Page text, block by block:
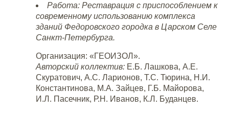
Работа: Реставрация с приспособлением к
современному использованию комплекса
зданий Федоровского городка в Царском Селе
Санкт-Петербурга.
Организация: «ГЕОИЗОЛ».
Авторский коллектив: Е.Б. Лашкова, А.Е.
Скуратович, А.С. Ларионов, Т.С. Тюрина, Н.И.
Константинова, М.А. Зайцев, Г.Б. Майорова,
И.Л. Пасечник, Р.Н. Иванов, К.Л. Буданцев.